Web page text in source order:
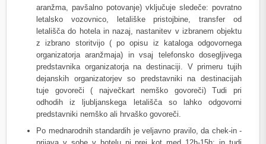
aranžma, pavšalno potovanje) vključuje sledeče: povratno
letalsko vozovnico, letališke pristojbine, transfer od
letališča do hotela in nazaj, nastanitev v izbranem objektu
z izbrano storitvijo ( po opisu iz kataloga odgovornega
organizatorja aranžmaja) in vsaj telefonsko dosegljivega
predstavnika organizatorja na destinaciji. V primeru tujih
dejanskih organizatorjev so predstavniki na destinacijah
tuje govoreči ( največkart nemško govoreči) Tudi pri
odhodih iz ljubljanskega letališča so lahko odgovorni
predstavniki nemško ali hrvaško govoreči.
Po mednarodnih standardih je veljavno pravilo, da chek-in -